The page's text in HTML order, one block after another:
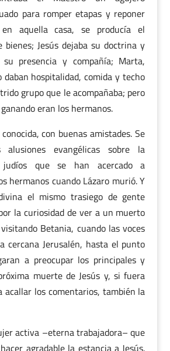
para romper etapas y reponer
aquella casa, se producía el
bienes; Jesús dejaba su doctrina y
su presencia y compañía; Marta,
daban hospitalidad, comida y techo
grupo que le acompañaba; pero
eran los hermanos.
con buenas amistades. Se
evangélicas sobre la
que se han acercado a
hermanos cuando Lázaro murió. Y
el mismo trasiego de gente
la curiosidad de ver a un muerto
Betania, cuando las voces
cercana Jerusalén, hasta el punto
a preocupar los principales y
muerte de Jesús y, si fuera
acallar los comentarios, también la
activa –eterna trabajadora– que
agradable la estancia a Jesús.